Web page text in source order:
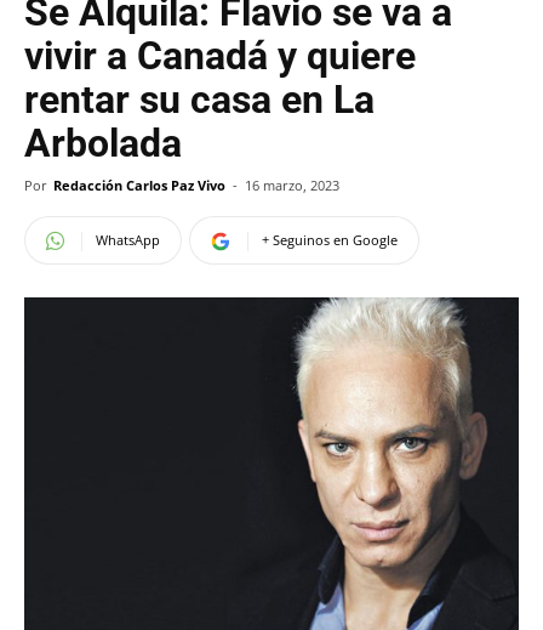
Se Alquila: Flavio se va a
vivir a Canadá y quiere
rentar su casa en La
Arbolada
Por Redacción Carlos Paz Vivo - 16 marzo, 2023
WhatsApp + Seguinos en Google